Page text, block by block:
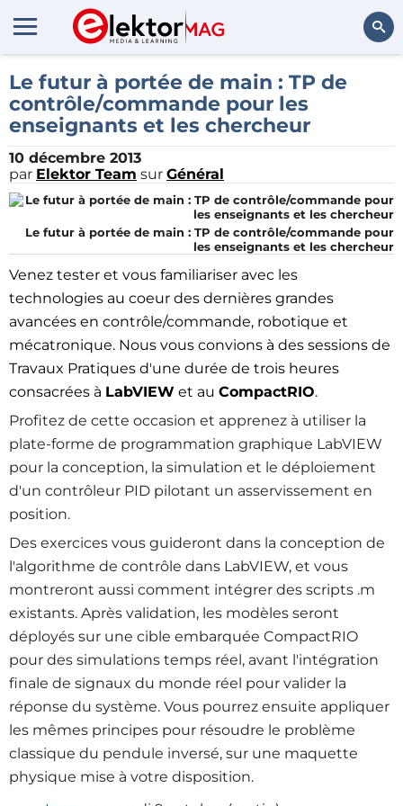
Rechercher
Le futur à portée de main : TP de
contrôle/commande pour les
enseignants et les chercheur
10 décembre 2013
par Elektor Team sur Général
Le futur à portée de main : TP de contrôle/commande pour
les enseignants et les chercheur
Venez tester et vous familiariser avec les
technologies au coeur des dernières grandes
avancées en contrôle/commande, robotique et
mécatronique. Nous vous convions à des sessions de
Travaux Pratiques d'une durée de trois heures
consacrées à LabVIEW et au CompactRIO.
Profitez de cette occasion et apprenez à utiliser la
plate-forme de programmation graphique LabVIEW
pour la conception, la simulation et le déploiement
d'un contrôleur PID pilotant un asservissement en
position.
Des exercices vous guideront dans la conception de
l'algorithme de contrôle dans LabVIEW, et vous
montreront aussi comment intégrer des scripts .m
existants. Après validation, les modèles seront
déployés sur une cible embarquée CompactRIO
pour des simulations temps réel, avant l'intégration
finale de signaux du monde réel pour valider la
réponse du système. Vous pourrez ensuite appliquer
les mêmes principes pour résoudre le problème
classique du pendule inversé, sur une maquette
physique mise à votre disposition.